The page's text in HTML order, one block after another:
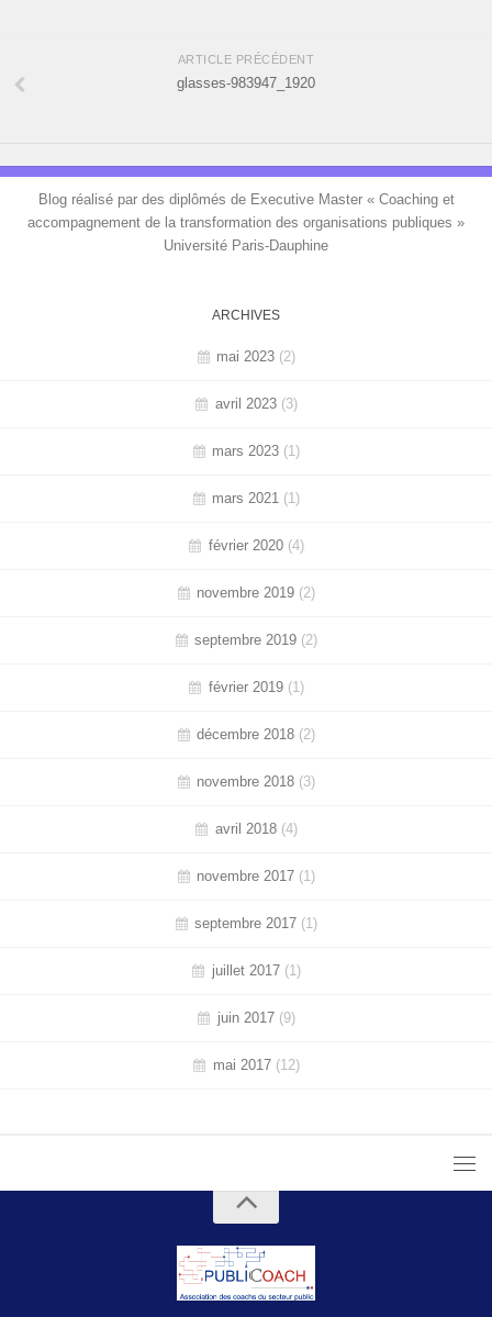
ARTICLE PRÉCÉDENT
glasses-983947_1920
Blog réalisé par des diplômés de Executive Master « Coaching et
accompagnement de la transformation des organisations publiques »
Université Paris-Dauphine
ARCHIVES
mai 2023 (2)
avril 2023(3)
mars 2023 (1)
mars 2021 (1)
février 2020(4)
novembre 2019 (2)
septembre 2019 (2)
février 2019(1)
décembre 2018 (2)
novembre 2018 (3)
avril 2018(4)
novembre 2017 (1)
septembre 2017 (1)
juillet 2017(1)
juin 2017(9)
mai 2017(12)